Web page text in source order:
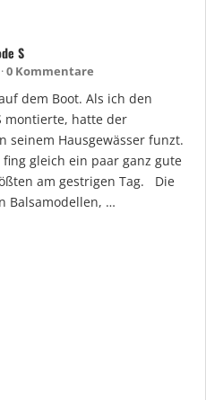
S
0 Kommentare
dem Boot. Als ich den
montierte, hatte der
seinem Hausgewässer funzt.
gleich ein paar ganz gute
am gestrigen Tag. Die
Balsamodellen, …